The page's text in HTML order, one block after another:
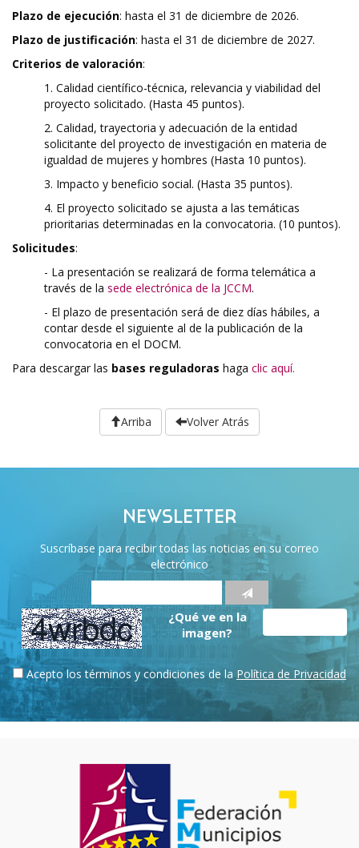
Plazo de ejecución: hasta el 31 de diciembre de 2026.
Plazo de justificación: hasta el 31 de diciembre de 2027.
Criterios de valoración:
1. Calidad científico-técnica, relevancia y viabilidad del
proyecto solicitado. (Hasta 45 puntos).
2. Calidad, trayectoria y adecuación de la entidad
solicitante del proyecto de investigación en materia de
igualdad de mujeres y hombres (Hasta 10 puntos).
3. Impacto y beneficio social. (Hasta 35 puntos).
4. El proyecto solicitado se ajusta a las temáticas
prioritarias determinadas en la convocatoria. (10 puntos).
Solicitudes:
- La presentación se realizará de forma telemática a
través de la sede electrónica de la JCCM.
- El plazo de presentación será de diez días hábiles, a
contar desde el siguiente al de la publicación de la
convocatoria en el DOCM.
Para descargar las bases reguladoras haga clic aquí.
Arriba Volver Atrás
NEWSLETTER
Suscríbase para recibir todas las noticias en su correo
electrónico
¿Qué ve en la
imagen?
Acepto los términos y condiciones de la Política de Privacidad